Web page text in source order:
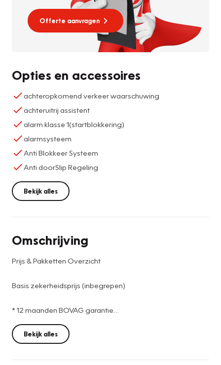
Offerte aanvragen
Opties en accessoires
achteropkomend verkeer waarschuwing
achteruitrij assistent
alarm klasse 1(startblokkering)
alarmsysteem
Anti Blokkeer Systeem
Anti doorSlip Regeling
Bekijk alles
Omschrijving
Prijs & Pakketten Overzicht
Basis zekerheidsprijs (inbegrepen)
* 12 maanden BOVAG garantie
* Complete reiniging binnen en buiten
* Geldige APK
* Tenaamstellingskosten
Bekijk alles